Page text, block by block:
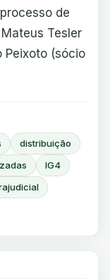
de
Tesler
Peixoto (sócio
distribuição
IG4